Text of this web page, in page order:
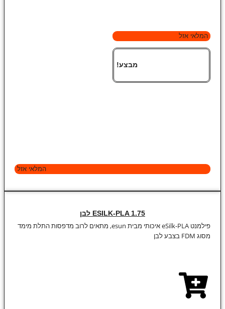
המלאי אזל
מבצע!
המלאי אזל
ESILK-PLA 1.75 לבן
פילמנט eSilk-PLA איכותי מבית esun, מתאים לרוב מדפסות התלת מימד
מסוג FDM בצבע לבן